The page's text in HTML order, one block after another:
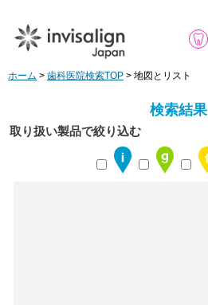
ホーム > 歯科医院検索TOP > 地図とリスト
検索結果
取り扱い製品で絞り込む